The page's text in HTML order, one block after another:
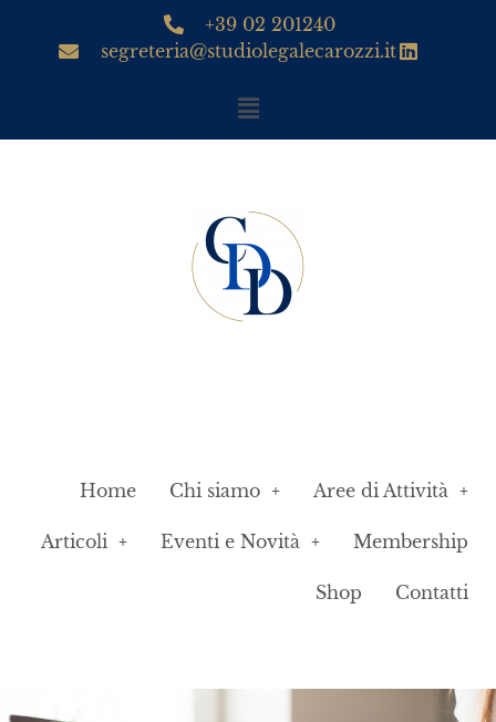
+39 02 201240
segreteria@studiolegalecarozzi.it
Home Chi siamo Aree di Attività
Articoli Eventi e Novità Membership
Shop Contatti